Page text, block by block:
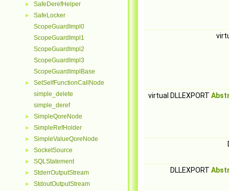
► SafeDerefHelper
►
SafeLocker
ScopeGuardImpl0
ScopeGuardImpl1
ScopeGuardImpl2
ScopeGuardImpl3
ScopeGuardImplBase
►
SetSelfFunctionCallNode
simple_delete
simple_deref
► SimpleQoreNode
► SimpleRefHolder
► SimpleValueQoreNode
► SocketSource
► SQLStatement
► StderrOutputStream
► StdoutOutputStream
virtual DLLEXPORT
DLLEXPORT